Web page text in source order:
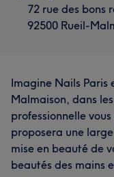
72 rue des bons
92500 Rueil-
Imagine Nails Paris
Malmaison, dans
professionnelle
proposera une
mise en beauté de
beautés des mains